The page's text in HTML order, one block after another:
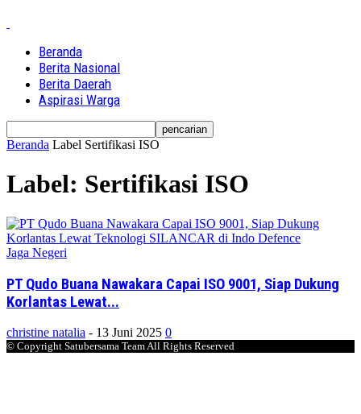
Beranda
Berita Nasional
Berita Daerah
Aspirasi Warga
Beranda Label Sertifikasi ISO
Label: Sertifikasi ISO
Jaga Negeri
PT Qudo Buana Nawakara Capai ISO 9001, Siap Dukung
Korlantas Lewat...
christine natalia - 13 Juni 2025 0
© Copyright Satubersama Team All Rights Reserved